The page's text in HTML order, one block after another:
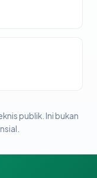
publik. Ini bukan